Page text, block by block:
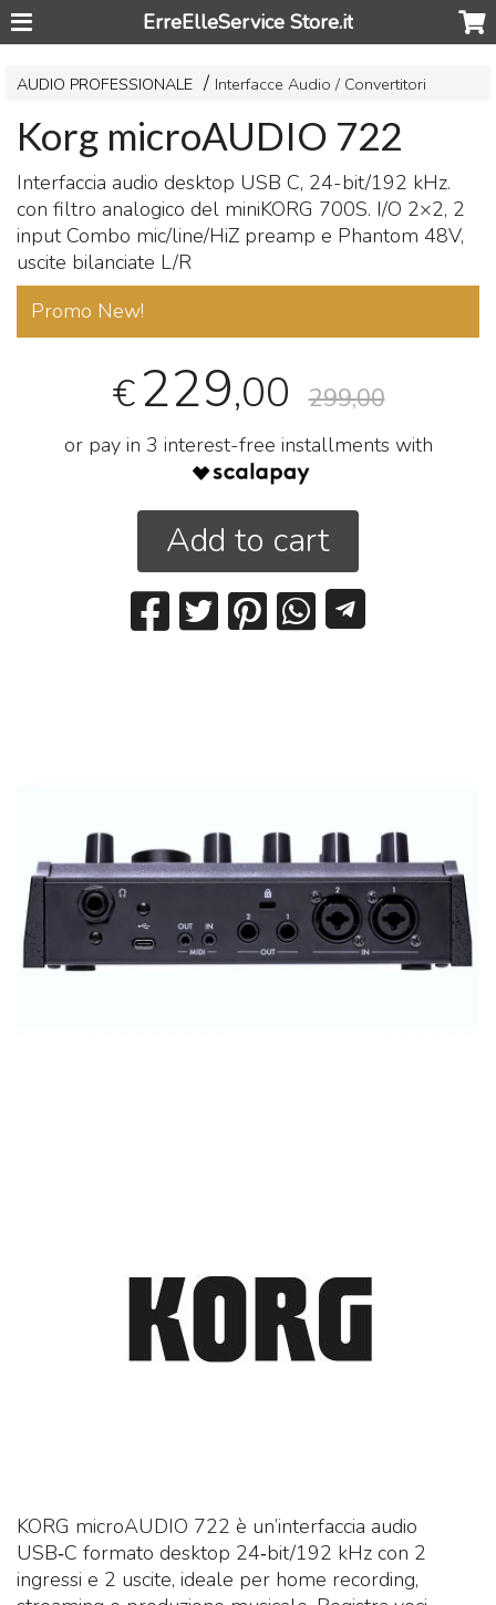
ErreElleService Store.it
AUDIO PROFESSIONALE Interfacce Audio / Convertitori
Korg microAUDIO 722
Interfaccia audio desktop USB C, 24-bit/192 kHz.
con filtro analogico del miniKORG 700S. I/O 2×2, 2
input Combo mic/line/HiZ preamp e Phantom 48V,
uscite bilanciate L/R
Promo New!
€229,00 299,00
or pay in 3 interest-free installments with
Add to cart
KORG microAUDIO 722 è un’interfaccia audio
USB‑C formato desktop 24‑bit/192 kHz con 2
ingressi e 2 uscite, ideale per home recording,